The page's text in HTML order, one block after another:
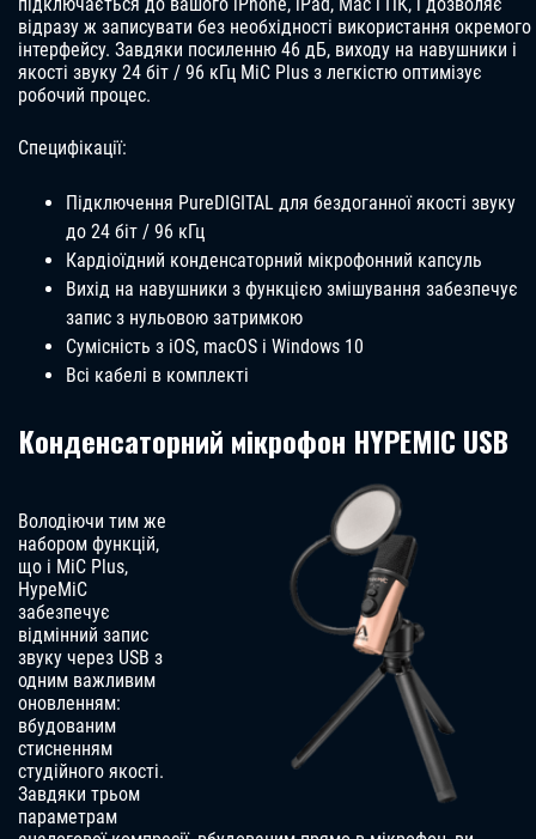
відразу ж записувати без необхідності використання окремого
інтерфейсу. Завдяки посиленню 46 дБ, виходу на навушники і
якості звуку 24 біт / 96 кГц MiC Plus з легкістю оптимізує
робочий процес.
Специфікації:
Підключення PureDIGITAL для бездоганної якості звуку
до 24 біт / 96 кГц
Кардіоїдний конденсаторний мікрофонний капсуль
Вихід на навушники з функцією змішування забезпечує
запис з нульовою затримкою
Сумісність з iOS, macOS і Windows 10
Всі кабелі в комплекті
Конденсаторний мікрофон HYPEMIC USB
Володіючи тим же
набором функцій,
що і MiC Plus,
HypeMiC
забезпечує
відмінний запис
звуку через USB з
одним важливим
оновленням:
вбудованим
стисненням
студійного якості.
Завдяки трьом
параметрам